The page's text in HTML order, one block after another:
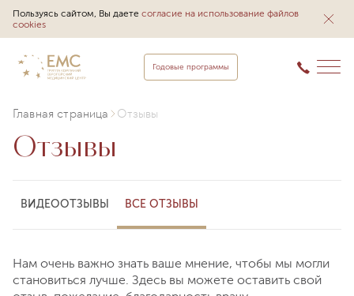
Пользуясь сайтом, Вы даете согласие на использование файлов
cookies
Годовые программы
Главная страница Отзывы
Отзывы
ВИДЕООТЗЫВЫ ВСЕ ОТЗЫВЫ
Нам очень важно знать ваше мнение, чтобы мы могли
становиться лучше. Здесь вы можете оставить свой